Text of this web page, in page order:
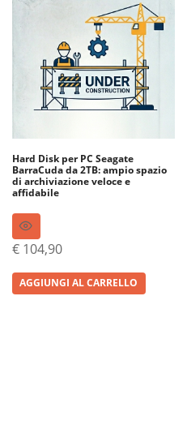
Hard Disk per PC Seagate
BarraCuda da 2TB: ampio spazio
di archiviazione veloce e
affidabile
€ 104,90
AGGIUNGI AL CARRELLO